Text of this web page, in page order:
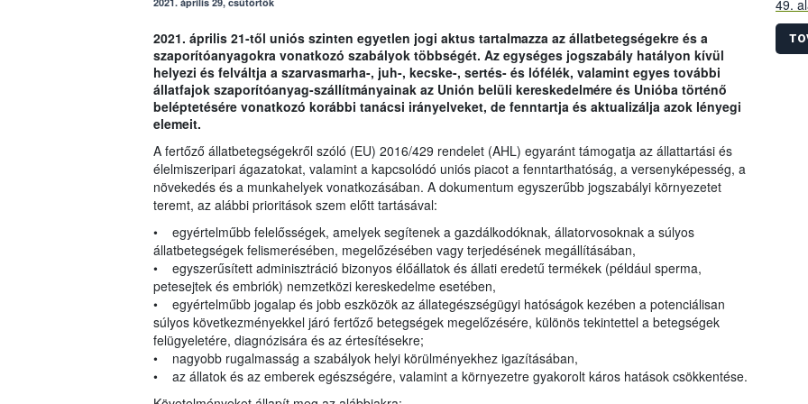
2021. április 21-től uniós szinten egyetlen jogi aktus tartalmazza az állatbetegségekre és a
szaporítóanyagokra vonatkozó szabályok többségét. Az egységes jogszabály hatályon kívül
helyezi és felváltja a szarvasmarha-, juh-, kecske-, sertés- és lófélék, valamint egyes további
állatfajok szaporítóanyag-szállítmányainak az Unión belüli kereskedelmére és Unióba történő
beléptetésére vonatkozó korábbi tanácsi irányelveket, de fenntartja és aktualizálja azok lényegi
elemeit.
A fertőző állatbetegségekről szóló (EU) 2016/429 rendelet (AHL) egyaránt támogatja az állattartási és
élelmiszeripari ágazatokat, valamint a kapcsolódó uniós piacot a fenntarthatóság, a versenyképesség, a
növekedés és a munkahelyek vonatkozásában. A dokumentum egyszerűbb jogszabályi környezetet
teremt, az alábbi prioritások szem előtt tartásával:
• egyértelműbb felelősségek, amelyek segítenek a gazdálkodóknak, állatorvosoknak a súlyos
állatbetegségek felismerésében, megelőzésében vagy terjedésének megállításában,
• egyszerűsített adminisztráció bizonyos élőállatok és állati eredetű termékek (például sperma,
petesejtek és embriók) nemzetközi kereskedelme esetében,
• egyértelműbb jogalap és jobb eszközök az állategészségügyi hatóságok kezében a potenciálisan
súlyos következményekkel járó fertőző betegségek megelőzésére, különös tekintettel a betegségek
felügyeletére, diagnózisára és az értesítésekre;
• nagyobb rugalmasság a szabályok helyi körülményekhez igazításában,
• az állatok és az emberek egészségére, valamint a környezetre gyakorolt káros hatások csökkentése.
49.
előírt